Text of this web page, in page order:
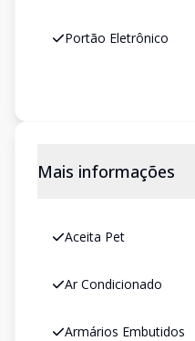
Portão Eletrônico
Mais informações
Aceita Pet
Ar Condicionado
Armários Embutidos